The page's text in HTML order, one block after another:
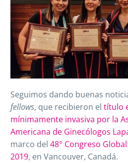
Seguimos dando buenas
fellows, que recibieron el título
mínimamente invasiva por la
Americana de Ginecólogos
marco del 48° Congreso Global
2019, en Vancouver, Canadá.